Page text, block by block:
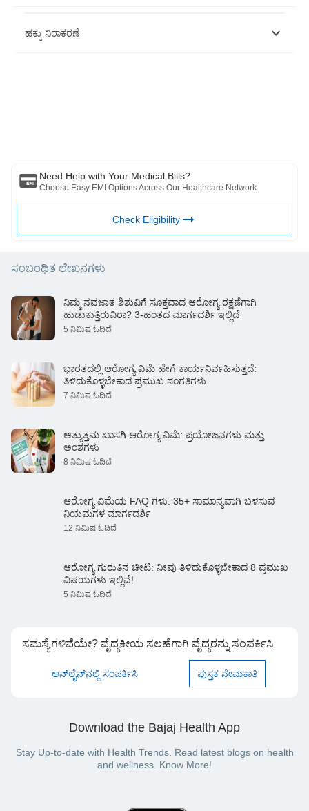
https://www.business-standard.com/article/economy-
ಹಕ್ಕು ನಿರಾಕರಣೆ
ಒದಗಿಸಲಾದ ಸೇವೆಗಳು.
Need Help with Your Medical Bills?
Choose Easy EMI Options Across Our Healthcare Network
Check Eligibility
ಸಂಬಂಧಿತ ಲೇಖನಗಳು
ನಿಮ್ಮ ನವಜಾತ ಶಿಶುವಿಗೆ ಸೂಕ್ತವಾದ ಆರೋಗ್ಯ ರಕ್ಷಣೆಗಾಗಿ
ಹುಡುಕುತ್ತಿರುವಿರಾ? 3-ಹಂತದ ಮಾರ್ಗದರ್ಶಿ ಇಲ್ಲಿದೆ
5 ನಿಮಿಷ ಓದಿದೆ
ಭಾರತದಲ್ಲಿ ಆರೋಗ್ಯ ವಿಮೆ ಹೇಗೆ ಕಾರ್ಯನಿರ್ವಹಿಸುತ್ತದೆ:
ತಿಳಿದುಕೊಳ್ಳಬೇಕಾದ ಪ್ರಮುಖ ಸಂಗತಿಗಳು
7 ನಿಮಿಷ ಓದಿದೆ
ಅತ್ಯುತ್ತಮ ಖಾಸಗಿ ಆರೋಗ್ಯ ವಿಮೆ: ಪ್ರಯೋಜನಗಳು ಮತ್ತು
ಅಂಶಗಳು
8 ನಿಮಿಷ ಓದಿದೆ
ಆರೋಗ್ಯ ವಿಮೆಯ FAQ ಗಳು: 35+ ಸಾಮಾನ್ಯವಾಗಿ ಬಳಸುವ
ನಿಯಮಗಳ ಮಾರ್ಗದರ್ಶಿ
12 ನಿಮಿಷ ಓದಿದೆ
ಆರೋಗ್ಯ ಗುರುತಿನ ಚೀಟಿ: ನೀವು ತಿಳಿದುಕೊಳ್ಳಬೇಕಾದ 8 ಪ್ರಮುಖ
ವಿಷಯಗಳು ಇಲ್ಲಿವೆ!
5 ನಿಮಿಷ ಓದಿದೆ
ಸಮಸ್ಯೆಗಳಿವೆಯೇ? ವೈದ್ಯಕೀಯ ಸಲಹೆಗಾಗಿ ವೈದ್ಯರನ್ನು ಸಂಪರ್ಕಿಸಿ
ಆನ್‌ಲೈನ್‌ನಲ್ಲಿ ಸಂಪರ್ಕಿಸಿ ಪುಸ್ತಕ ನೇಮಕಾತಿ
Download the Bajaj Health App
Stay Up-to-date with Health Trends. Read latest blogs on health
and wellness. Know More!